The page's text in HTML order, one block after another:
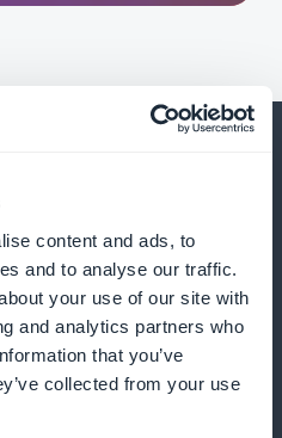
content and ads, to
and to analyse our traffic.
your use of our site with
and analytics partners who
that you’ve
collected from your use
mer